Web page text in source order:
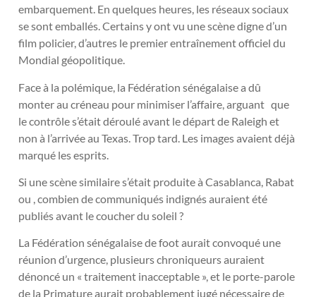
embarquement. En quelques heures, les réseaux sociaux
se sont emballés. Certains y ont vu une scène digne d’un
film policier, d’autres le premier entraînement officiel du
Mondial géopolitique.
Face à la polémique, la Fédération sénégalaise a dû
monter au créneau pour minimiser l’affaire, arguant que
le contrôle s’était déroulé avant le départ de Raleigh et
non à l’arrivée au Texas. Trop tard. Les images avaient déjà
marqué les esprits.
Si une scène similaire s’était produite à Casablanca, Rabat
ou , combien de communiqués indignés auraient été
publiés avant le coucher du soleil ?
La Fédération sénégalaise de foot aurait convoqué une
réunion d’urgence, plusieurs chroniqueurs auraient
dénoncé un « traitement inacceptable », et le porte-parole
de la Primature aurait probablement jugé nécessaire de